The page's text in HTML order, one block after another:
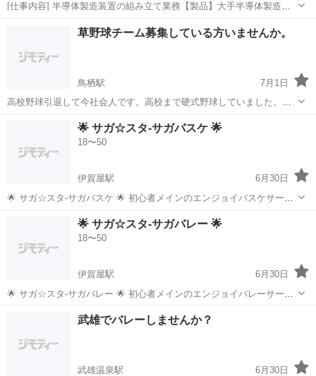
[仕事内容] 半導体製造装置の組み立て業務【製品】大手半導体製造メ
ーカーで使用する半導体製造装置の組立業務【環境】空調の管理され
たクリーンルームでクリーンスーツを着用した上でのお仕事です。 。
三養基郡 工場
草野球チーム募集している方いませんか。
鳥栖駅
7月1日
高校野球引退して今社会人です。高校まで硬式野球していました。野
球がしたいので募集しているチームあればよろしくお願いします。 鳥
栖近辺に住んでいます。
鳥栖市 鳥栖駅 野球
🌟 サガ☆スタ-サガバスケ 🌟
18〜50
伊賀屋駅
6月30日
🌟 サガ☆スタ-サガバスケ 🌟 初心者メインのエンジョイバスケサーク
ル です！🏐 未経験OK！みんなでワイワイ楽しくどうでしょう？😆✨
ガチ勢やガチな経験者はご遠慮いただいてます！🙏 初心者に合わせて
楽しめる方の...
神埼市 伊賀屋駅 バスケットボール
🌟 サガ☆スタ-サガバレー 🌟
18〜50
伊賀屋駅
6月30日
🌟 サガ☆スタ-サガバレー 🌟 初心者メインのエンジョイバレーサーク
ル です！🏐 未経験OK！みんなでワイワイ楽しくどうでしょう？😆✨
ガチ勢やガチな経験者はご遠慮いただいてます！🙏 初心者に合わせて
神埼市 伊賀屋駅 バレーボール
武雄でバレーしませんか？
武雄温泉駅
6月30日